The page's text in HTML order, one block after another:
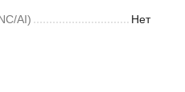
AI) Нет